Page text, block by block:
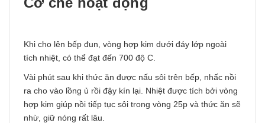
Khi cho lên bếp đun, vòng hợp kim dưới đáy lớp ngoài
tích nhiệt, có thể đạt đến 700 độ C.
Vài phút sau khi thức ăn được nấu sôi trên bếp, nhấc nồi
ra cho vào lồng ủ rồi đậy kín lại. Nhiệt được tích bởi vòng
hợp kim giúp nồi tiếp tục sôi trong vòng 25p và thức ăn sẽ
nhừ, giữ nóng rất lâu.